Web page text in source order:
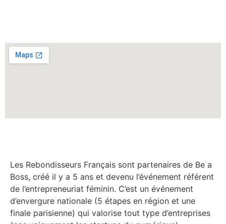
Les Rebondisseurs Français sont partenaires de Be a
Boss, créé il y a 5 ans et devenu l’événement référent
de l’entrepreneuriat féminin. C’est un événement
d’envergure nationale (5 étapes en région et une
finale parisienne) qui valorise tout type d’entreprises